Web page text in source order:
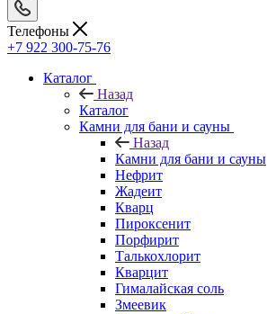
Телефоны
+7 922 300-75-76
Каталог
Назад
Каталог
Камни для бани и сауны
Назад
Камни для бани и сауны
Нефрит
Жадеит
Кварц
Пироксенит
Порфирит
Талькохлорит
Кварцит
Гималайская соль
Змеевик